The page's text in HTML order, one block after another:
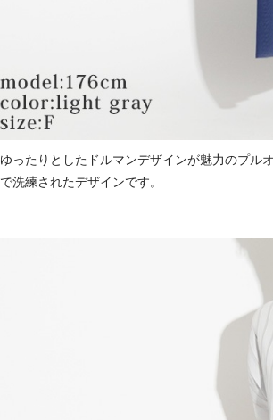
ゆったりとしたドルマンデザインが魅力のプル
で洗練されたデザインです。